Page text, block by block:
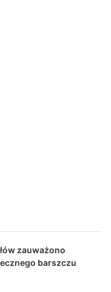
zauważono
barszczu